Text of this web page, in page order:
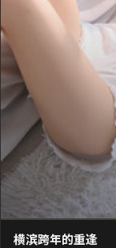
横滨跨年的重逢